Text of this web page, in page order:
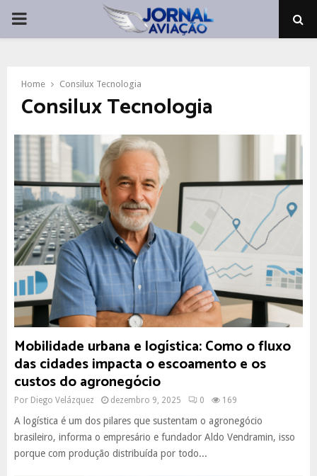
PRIMARY
Home Consilux Tecnologia
Consilux Tecnologia
Mobilidade urbana e logística: Como o fluxo
das cidades impacta o escoamento e os
custos do agronegócio
Por Diego Velázquez dezembro 9, 2025 0 169
A logística é um dos pilares que sustentam o agronegócio
brasileiro, informa o empresário e fundador Aldo Vendramin, isso
porque com produção distribuída por todo...